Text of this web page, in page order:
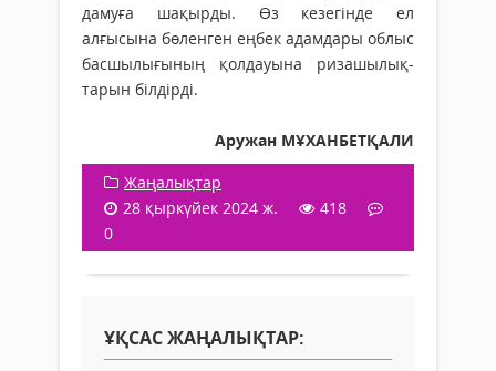
дамуға шақырды. Өз кезегінде ел
алғысына бөленген еңбек адамдары облыс
басшылығының қолдауына риза­шылық­
тарын білдірді.
Аружан МҰХАНБЕТҚАЛИ
Жаңалықтар
28 қыркүйек 2024 ж.
418
0
ҰҚСАС ЖАҢАЛЫҚТАР: